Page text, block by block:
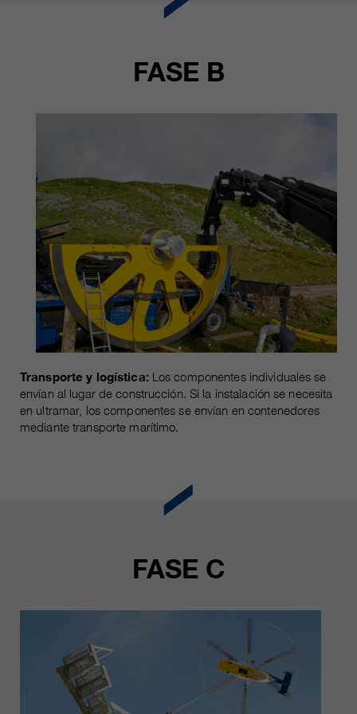
FASE B
Transporte y logística:Los componentes individuales se
envían al lugar de construcción. Si la instalación se necesita
en ultramar, los componentes se envían en contenedores
mediante transporte marítimo.
FASE C